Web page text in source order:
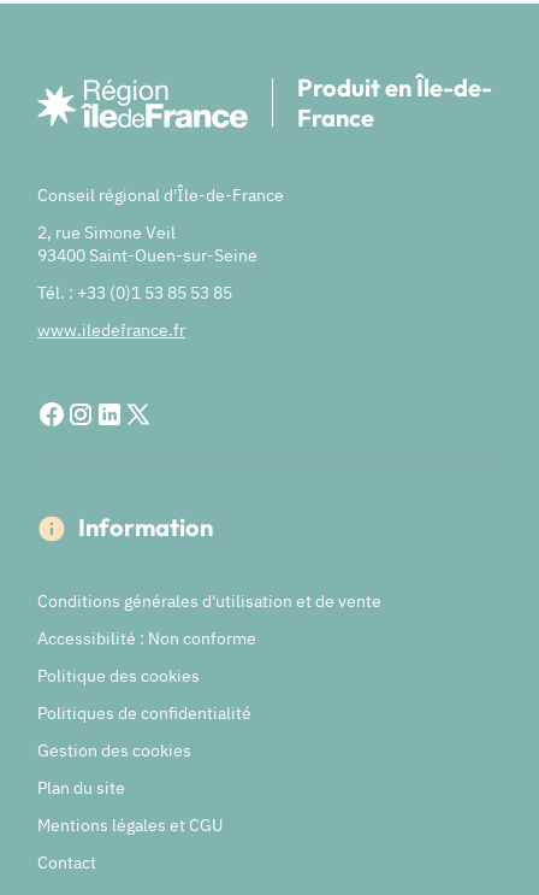
Produit en Île-de-
France
Conseil régional d'Île-de-France
2, rue Simone Veil
93400 Saint-Ouen-sur-Seine
Tél. : +33 (0)1 53 85 53 85
www.iledefrance.fr
Information
Conditions générales d'utilisation et de vente
Accessibilité : Non conforme
Politique des cookies
Politiques de confidentialité
Gestion des cookies
Plan du site
Mentions légales et CGU
Contact